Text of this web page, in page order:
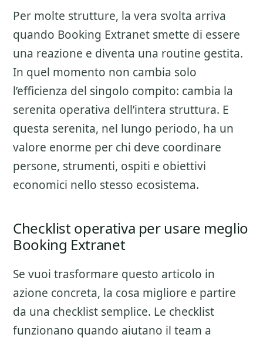
Per molte strutture, la vera svolta arriva
quando Booking Extranet smette di essere
una reazione e diventa una routine gestita.
In quel momento non cambia solo
l’efficienza del singolo compito: cambia la
serenita operativa dell’intera struttura. E
questa serenita, nel lungo periodo, ha un
valore enorme per chi deve coordinare
persone, strumenti, ospiti e obiettivi
economici nello stesso ecosistema.
Checklist operativa per usare meglio
Booking Extranet
Se vuoi trasformare questo articolo in
azione concreta, la cosa migliore e partire
da una checklist semplice. Le checklist
funzionano quando aiutano il team a